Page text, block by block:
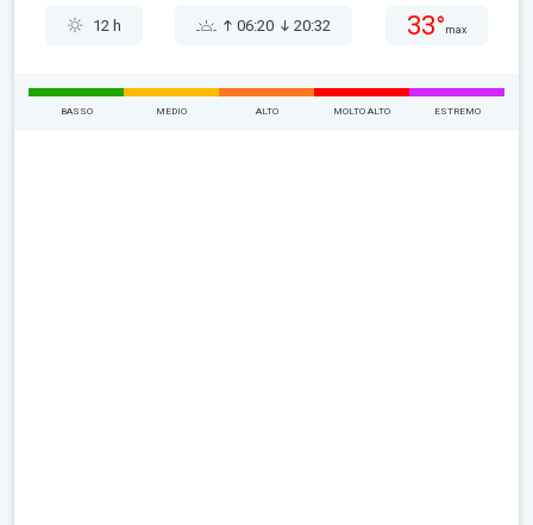
12 h 06:20 20:32 33° max
BASSO MEDIO ALTO MOLTO ALTO ESTREMO